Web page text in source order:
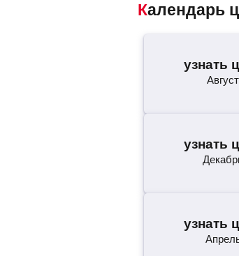
Календарь
узнать
Август
узнать
узнать